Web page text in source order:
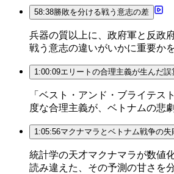
58:38勝敗を分ける戦う意志の差
兵器の質以上に、政府軍と反政
戦う意志の違いがいかに重要か
1:00:09エリートの合理主義が生んだ誤
「ベスト・アンド・ブライテス
度な合理主義が、ベトナムの悲
1:05:56マクナマラとベトナム戦争の失
統計学の天才マクナマラが数値
読み違えた、その予測の甘さを